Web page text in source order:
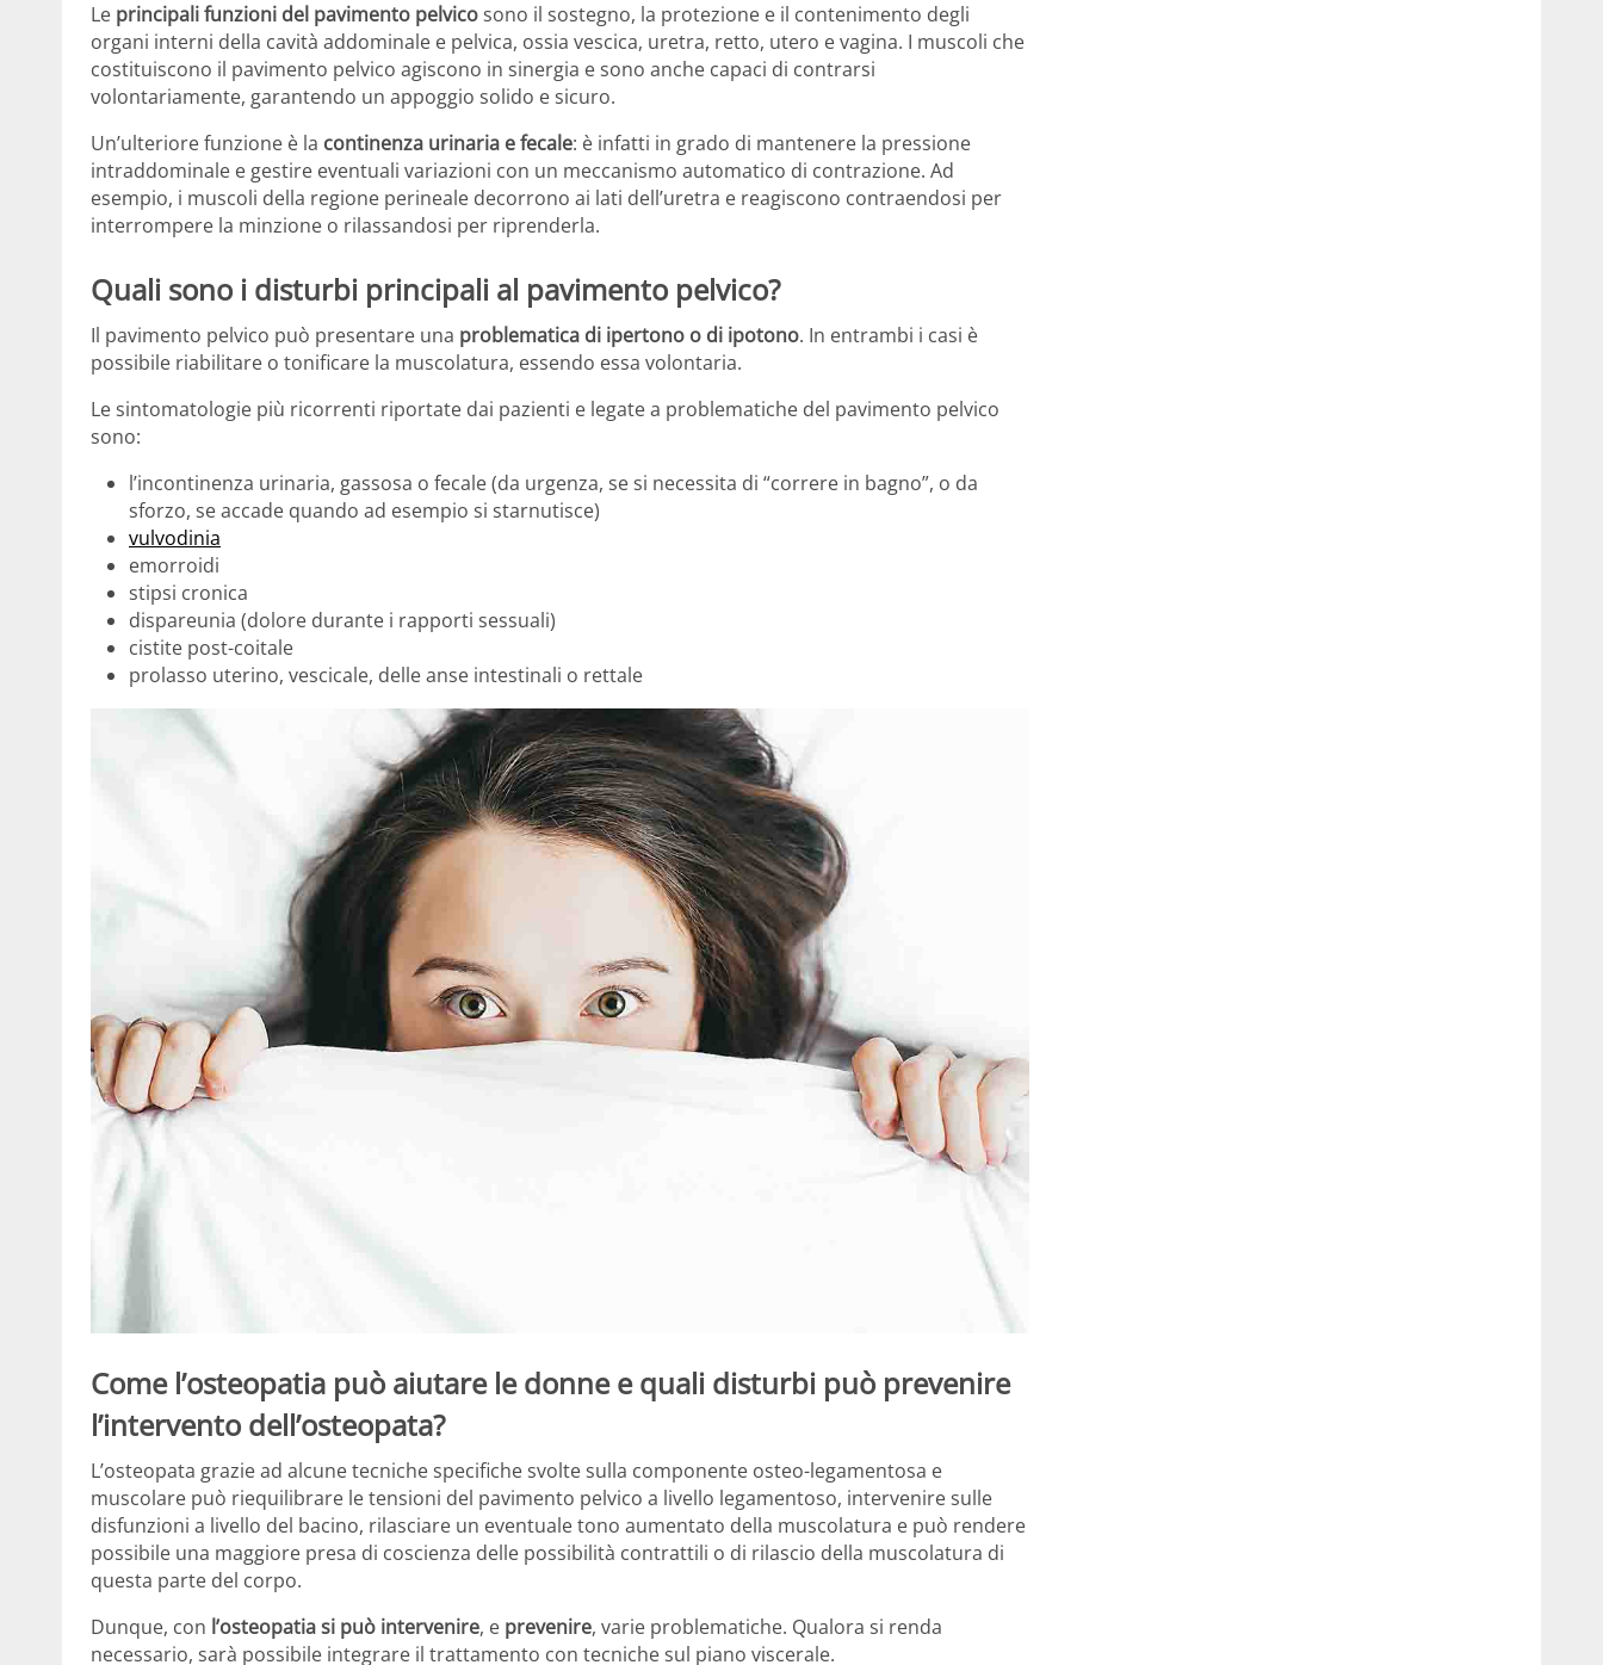
Le principali funzioni del pavimento pelvicosono il sostegno, la protezione e il contenimento degli
organi interni della cavità addominale e pelvica, ossia vescica, uretra, retto, utero e vagina. I muscoli che
costituiscono il pavimento pelvico agiscono in sinergia e sono anche capaci di contrarsi
volontariamente, garantendo un appoggio solido e sicuro.
Un’ulteriore funzione è la continenza urinaria e fecale: è infatti in grado di mantenere la pressione
intraddominale e gestire eventuali variazioni con un meccanismo automatico di contrazione. Ad
esempio, i muscoli della regione perineale decorrono ai lati dell’uretra e reagiscono contraendosi per
interrompere la minzione o rilassandosi per riprenderla.
Quali sono i disturbi principali al pavimento pelvico?
Il pavimento pelvico può presentare una problematica di ipertono o di ipotono. In entrambi i casi è
possibile riabilitare o tonificare la muscolatura, essendo essa volontaria.
Le sintomatologie più ricorrenti riportate dai pazienti e legate a problematiche del pavimento pelvico
sono:
l’incontinenza urinaria, gassosa o fecale (da urgenza, se si necessita di “correre in bagno”, o da
sforzo, se accade quando ad esempio si starnutisce)
vulvodinia
emorroidi
stipsi cronica
dispareunia (dolore durante i rapporti sessuali)
cistite post-coitale
prolasso uterino, vescicale, delle anse intestinali o rettale
Come l’osteopatia può aiutare le donne e quali disturbi può prevenire
l’intervento dell’osteopata?
L’osteopata grazie ad alcune tecniche specifiche svolte sulla componente osteo-legamentosa e
muscolare può riequilibrare le tensioni del pavimento pelvico a livello legamentoso, intervenire sulle
disfunzioni a livello del bacino, rilasciare un eventuale tono aumentato della muscolatura e può rendere
possibile una maggiore presa di coscienza delle possibilità contrattili o di rilascio della muscolatura di
questa parte del corpo.
Dunque, con l’osteopatia si può intervenire, e prevenire, varie problematiche. Qualora si renda
necessario, sarà possibile integrare il trattamento con tecniche sul piano viscerale.